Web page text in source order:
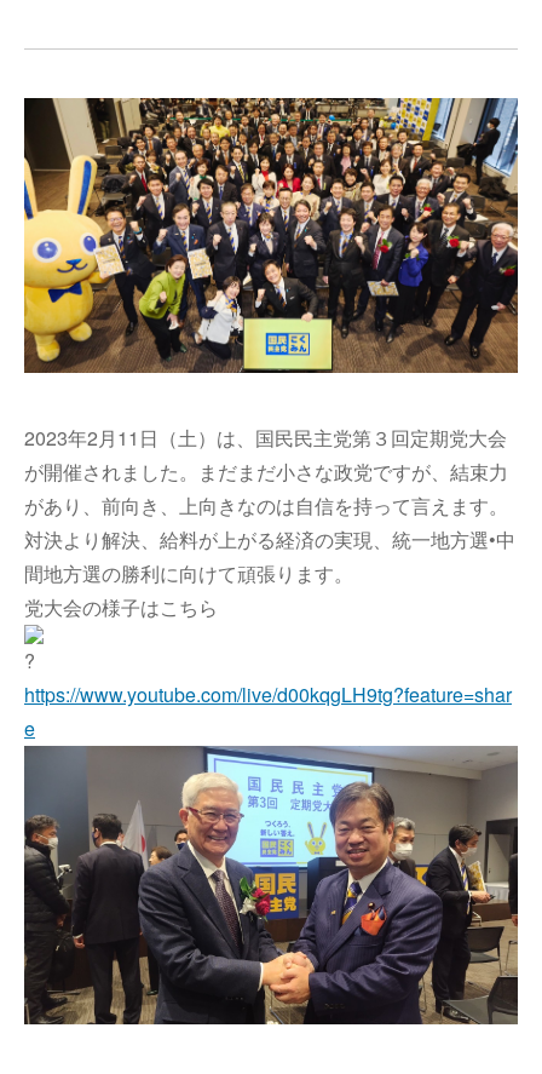
2023年2月11日（土）は、国民民主党第３回定期党大会
が開催されました。まだまだ小さな政党ですが、結束力
があり、前向き、上向きなのは自信を持って言えます。
対決より解決、給料が上がる経済の実現、統一地方選•中
間地方選の勝利に向けて頑張ります。
党大会の様子はこちら
https://www.youtube.com/live/d00kqgLH9tg?feature=shar
e